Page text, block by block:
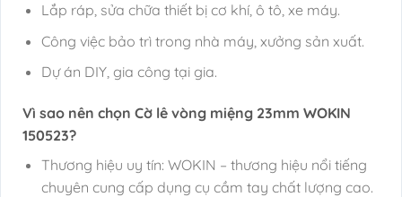
Lắp ráp, sửa chữa thiết bị cơ khí, ô tô, xe máy.
Công việc bảo trì trong nhà máy, xưởng sản xuất.
Dự án DIY, gia công tại gia.
Vì sao nên chọn Cờ lê vòng miệng 23mm WOKIN
150523?
Thương hiệu uy tín: WOKIN – thương hiệu nổi tiếng
chuyên cung cấp dụng cụ cầm tay chất lượng cao.